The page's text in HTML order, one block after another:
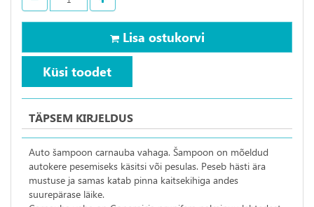
Lisa ostukorvi
Küsi toodet
TÄPSEM KIRJELDUS
Auto šampoon carnauba vahaga. Šampoon on mõeldud
autokere pesemiseks käsitsi või pesulas. Peseb hästi ära
mustuse ja samas katab pinna kaitsekihiga andes
suurepärase läike.